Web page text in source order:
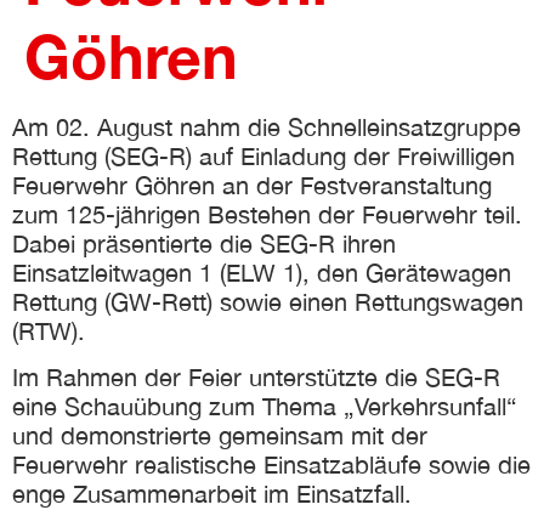
Göhren
Am 02. August nahm die Schnelleinsatzgruppe
Rettung (SEG-R) auf Einladung der Freiwilligen
Feuerwehr Göhren an der Festveranstaltung
zum 125-jährigen Bestehen der Feuerwehr teil.
Dabei präsentierte die SEG-R ihren
Einsatzleitwagen 1 (ELW 1), den Gerätewagen
Rettung (GW-Rett) sowie einen Rettungswagen
(RTW).
Im Rahmen der Feier unterstützte die SEG-R
eine Schauübung zum Thema „Verkehrsunfall“
und demonstrierte gemeinsam mit der
Feuerwehr realistische Einsatzabläufe sowie die
enge Zusammenarbeit im Einsatzfall.